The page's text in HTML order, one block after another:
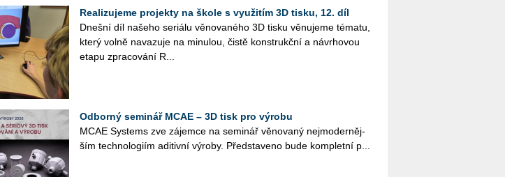
Realizujeme projekty na škole s využitím 3D tisku, 12. díl
Dneš­ní díl na­še­ho se­ri­á­lu vě­no­va­né­ho 3D tisku vě­nu­je­me té­ma­tu,
který volně na­va­zu­je na mi­nu­lou, čistě kon­strukč­ní a ná­vr­ho­vou
etapu zpra­co­vá­ní R...
Odborný seminář MCAE – 3D tisk pro výrobu
MCAE Sys­tems zve zá­jem­ce na se­mi­nář vě­no­va­ný nej­mo­der­něj­
ším tech­no­lo­giím adi­tiv­ní vý­ro­by. Před­sta­ve­no bude kom­plet­ní p...